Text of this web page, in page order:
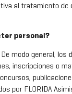
al tratamiento
personal?
modo general,
inscripciones o
por FLORIDA